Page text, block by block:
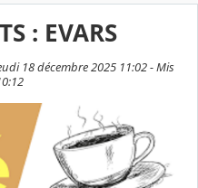
: EVARS
18 décembre 2025 11:02 - Mis